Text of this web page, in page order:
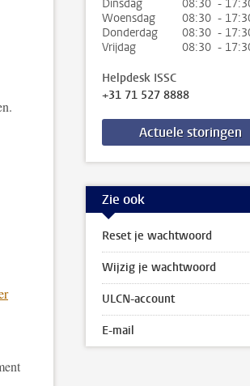
Dinsdag
08:30 -
Woensdag
08:30 -
Donderdag
08:30 -
Vrijdag
08:30 -
Helpdesk ISSC
+31 71 527 8888
Actuele storingen
Zie ook
Reset je wachtwoord
Wijzig je wachtwoord
ULCN-account
E-mail